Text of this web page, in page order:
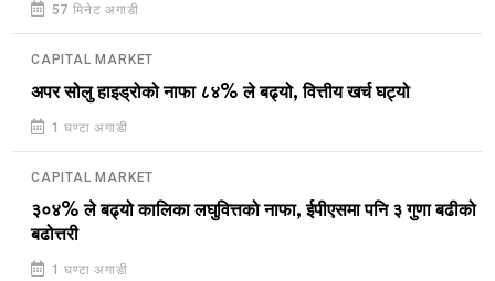
57 मिनेट अगाडी
CAPITAL MARKET
अपर सोलु हाइड्रोको नाफा ८४% ले बढ्यो, वित्तीय खर्च घट्यो
1 घण्टा अगाडी
CAPITAL MARKET
३०४% ले बढ्यो कालिका लघुवित्तको नाफा, ईपीएसमा पनि ३ गुणा बढीको
बढोत्तरी
1 घण्टा अगाडी